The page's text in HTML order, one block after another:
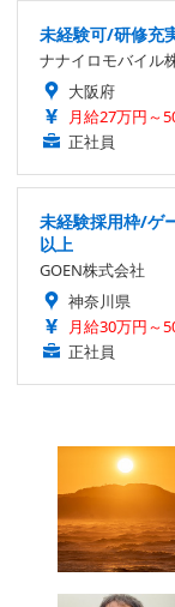
未経験可/研修充
ナナイロモバイル
大阪府
月給27万円～
正社員
未経験採用枠/ゲ
以上
GOEN株式会社
神奈川県
月給30万円～
正社員